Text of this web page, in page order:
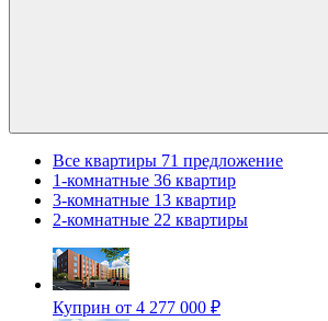
Все квартиры 71 предложение
1-комнатные 36 квартир
3-комнатные 13 квартир
2-комнатные 22 квартиры
Куприн от 4 277 000 ₽